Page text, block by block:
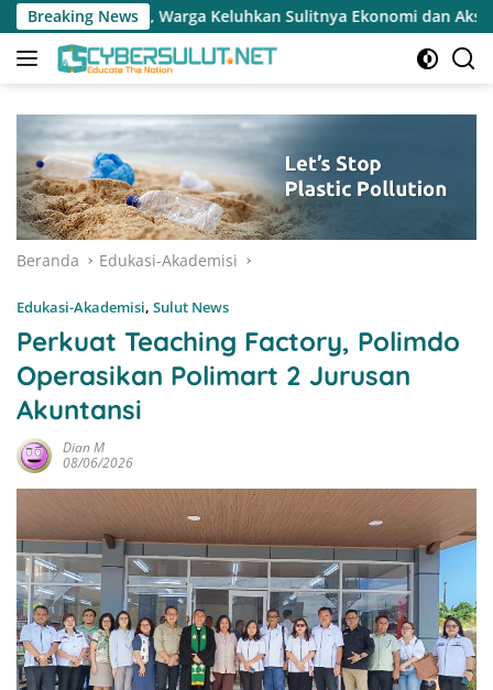
Langsung
ke
konten
Breaking News
Keluhkan Sulitnya Ekonomi dan Akses Pasar UMKM
Beranda Edukasi-Akademisi
Edukasi-Akademisi, Sulut News
Perkuat Teaching Factory, Polimdo
Operasikan Polimart 2 Jurusan
Akuntansi
Dian M
08/06/2026